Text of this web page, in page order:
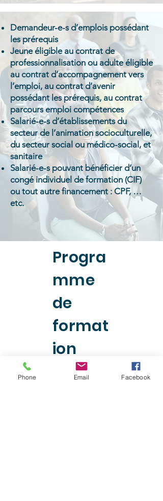
Demandeur-e-s d’emplois possédant
les prérequis
Jeune éligible au contrat de
professionnalisation ou adulte éligible
au contrat d’accompagnement vers
l’emploi, au contrat d’avenir
possédant les prérequis, au contrat
parcours emploi compétences
Salarié-e-s d’établissements du
secteur de l’animation socioculturelle,
du secteur social ou médico-social, et
sanitaire
Salarié-e-s pouvant bénéficier d’un
congé individuel de formation (CIF)
ou tout autre financement : CPF, …
etc.
Progra
mme
de
format
ion
Phone Email Facebook